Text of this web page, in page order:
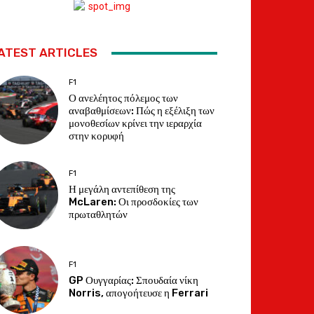
ARTICLES
F1
Ο ανελέητος πόλεμος των
αναβαθμίσεων: Πώς η εξέλιξη των
μονοθεσίων κρίνει την ιεραρχία
στην κορυφή
F1
Η μεγάλη αντεπίθεση της
McLaren: Οι προσδοκίες των
πρωταθλητών
F1
GP Ουγγαρίας: Σπουδαία νίκη
Norris, απογοήτευσε η Ferrari